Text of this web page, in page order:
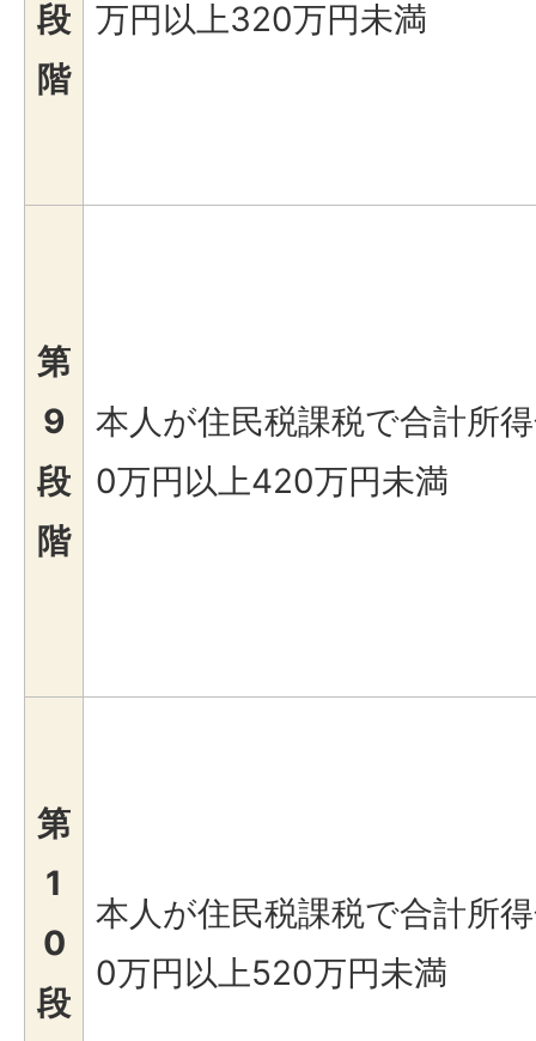
段
階
万円以上320万円未満
第
9
段
階
本人が住民税課税で合計所
0万円以上420万円未満
第
1
0
段
本人が住民税課税で合計所
0万円以上520万円未満